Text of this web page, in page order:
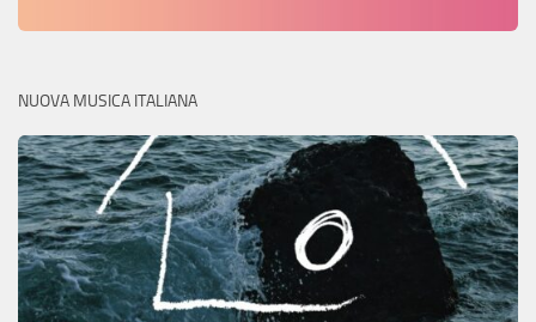
NUOVA MUSICA ITALIANA